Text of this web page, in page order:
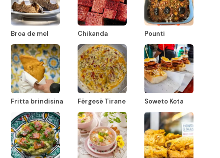
Broa de mel Chikanda Pounti
Fritta brindisina Fërgesë Tirane Soweto Kota